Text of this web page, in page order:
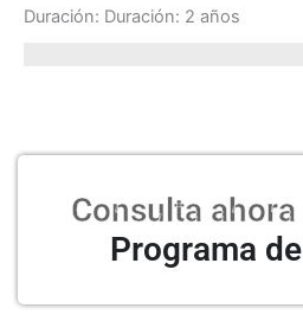
Duración: Duración: 2 años
Consulta
Programa